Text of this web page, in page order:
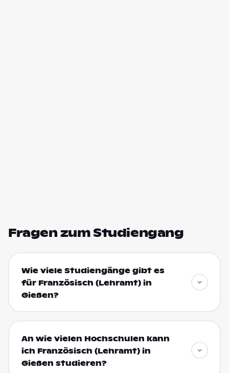
Fragen zum Studiengang
Wie viele Studiengänge gibt es
für Französisch (Lehramt) in
Gießen?
An wie vielen Hochschulen kann
ich Französisch (Lehramt) in
Gießen studieren?